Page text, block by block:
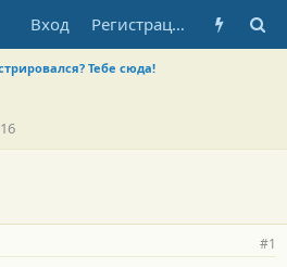
Вход Регистрация
Тебе сюда!
#1